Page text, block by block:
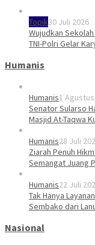
Topik30 Juli 2026
Wujudkan
TNI-Polri Gelar
Humanis
Humanis1
Senator Sularso
Masjid At-Taqwa
Humanis28 Juli
Ziarah Penuh
Semangat Juang
Humanis22 Juli
Tak Hanya
Sembako dari
Nasional